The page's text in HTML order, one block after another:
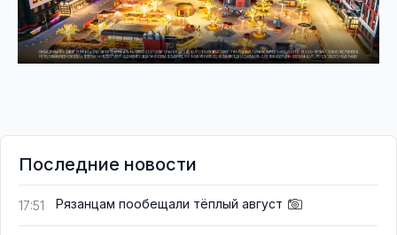
Последние новости
17:51 Рязанцам пообещали тёплый август